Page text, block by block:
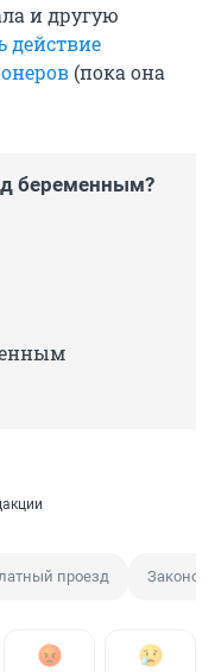
и другую
действие
(пока она
беременным?
проезд